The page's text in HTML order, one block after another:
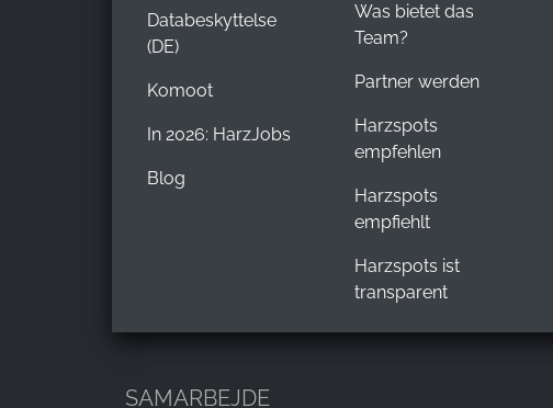
Databeskyttelse
(DE)
Komoot
In 2026: HarzJobs
Blog
Was bietet das
Team?
Partner werden
Harzspots
empfehlen
Harzspots
empfiehlt
Harzspots ist
transparent
SAMARBEJDE